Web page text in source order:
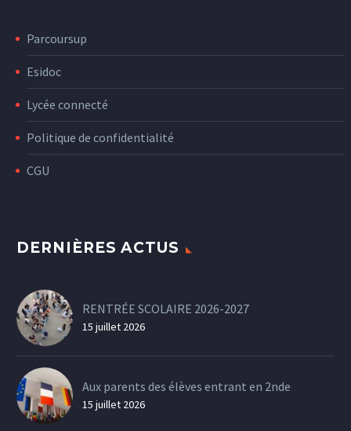
Parcoursup
Esidoc
Lycée connecté
Politique de confidentialité
CGU
DERNIÈRES ACTUS
RENTRÉE SCOLAIRE 2026-2027
15 juillet 2026
Aux parents des élèves entrant en 2nde
15 juillet 2026